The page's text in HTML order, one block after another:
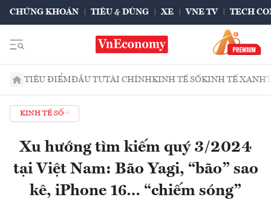
CHỨNG KHOÁN TIÊU & DÙNG XE VNE TV TECH
TIÊU ĐIỂMĐẦU TƯTÀI CHÍNHKINH TẾ SỐKINH TẾ XANH
KINH TẾ SỐ
Xu hướng tìm kiếm quý 3/2024
tại Việt Nam: Bão Yagi, “bão” sao
kê, iPhone 16… “chiếm sóng”